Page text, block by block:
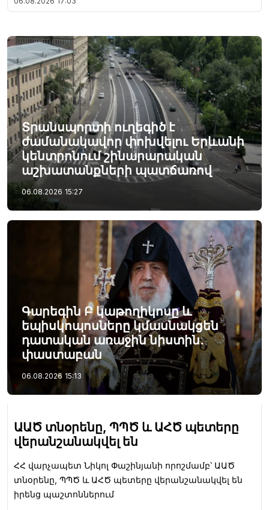
Տրանսպորտի ուղեգիծ է
ժամանակավոր փոխվելու Երևանի
կենտրոնում շինարարական
աշխատանքների պատճառով
06.08.2026 15:27
Գարեգին Բ կաթողիկոսը և
եպիսկոպոսները կմասնակցեն
դատական առաջին նիստին․
փաստաբան
06.08.2026 15:13
ԱԱԾ տնօրենը, ՊՊԾ և ԱՀԾ պետերը
վերանշանակվել են
ՀՀ վարչապետ Նիկոլ Փաշինյանի որոշմամբ՝ ԱԱԾ
տնօրենը, ՊՊԾ և ԱՀԾ պետերը վերանշանակվել են
իրենց պաշտոններում